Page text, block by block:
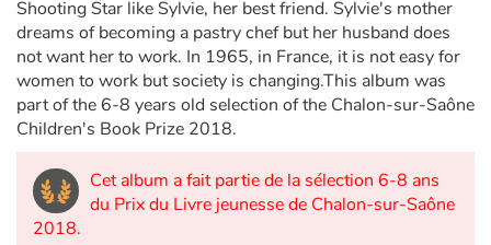
Learning
Arts, space, activities
With the family
Shooting Star like Sylvie, her best friend. Sylvie's mother
dreams of becoming a pastry chef but her husband does
not want her to work. In 1965, in France, it is not easy for
women to work but society is changing.This album was
part of the 6-8 years old selection of the Chalon-sur-Saône
Children's Book Prize 2018.
Cet album a fait partie de la sélection 6-8 ans
du Prix du Livre jeunesse de Chalon-sur-Saône
2018.